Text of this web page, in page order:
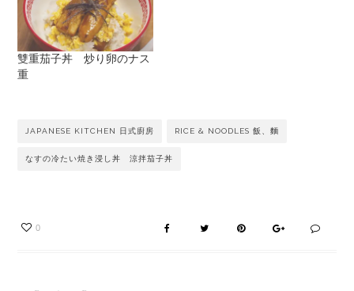
雙重茄子丼 炒り卵のナス
重
JAPANESE KITCHEN 日式廚房 RICE & NOODLES 飯、麵
なすの冷たい焼き浸し丼 涼拌茄子丼
0